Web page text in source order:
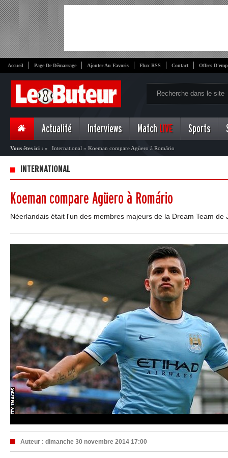
Accueil Page De Démarrage Ajouter Au Favoris Flux RSS Contact Offres
Actualité Interviews Match LIVE Sports
Vous êtes ici : » International » Koeman compare Agüero à Romário
INTERNATIONAL
Koeman compare Agüero à Romário
Néerlandais était l'un des membres majeurs de la Dream Team de
Auteur : dimanche 30 novembre 2014 17:00